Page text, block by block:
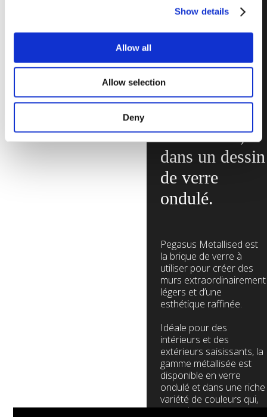
Show details
Allow all
Allow selection
Deny
raffinés, avec
des bords
une riche
variété de
lumineuses,
dans un dessin
de verre
ondulé.
Pegasus Metallised est
la brique de verre à
utiliser pour créer des
murs extraordinairement
légers et d’une
esthétique raffinée.
Idéale pour des
intérieurs et des
extérieurs saisissants, la
gamme métallisée est
disponible en verre
ondulé et dans une riche
variété de couleurs qui,
grâce à la métallisation,